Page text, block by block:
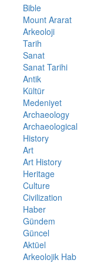
Bible
Mount Ararat
Arkeoloji
Tarih
Sanat
Sanat Tarihi
Antik
Kültür
Medeniyet
Archaeology
Archaeological
History
Art
Art History
Heritage
Culture
Civilization
Haber
Gündem
Güncel
Aktüel
Arkeolojik Hab